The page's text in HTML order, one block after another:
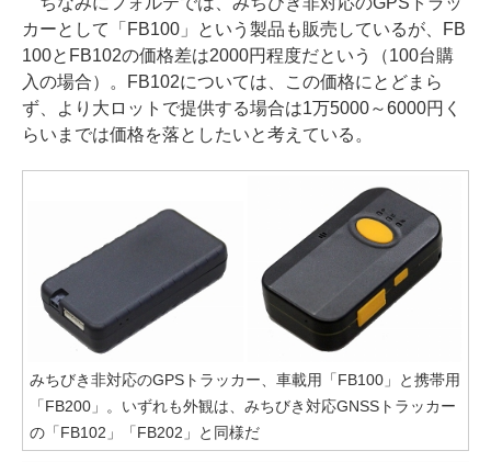
カーとして「FB100」という製品も販売しているが、FB
100とFB102の価格差は2000円程度だという（100台購
入の場合）。FB102については、この価格にとどまら
ず、より大ロットで提供する場合は1万5000～6000円く
らいまでは価格を落としたいと考えている。
みちびき非対応のGPSトラッカー、車載用「FB100」と携帯用
「FB200」。いずれも外観は、みちびき対応GNSSトラッカー
の「FB102」「FB202」と同様だ